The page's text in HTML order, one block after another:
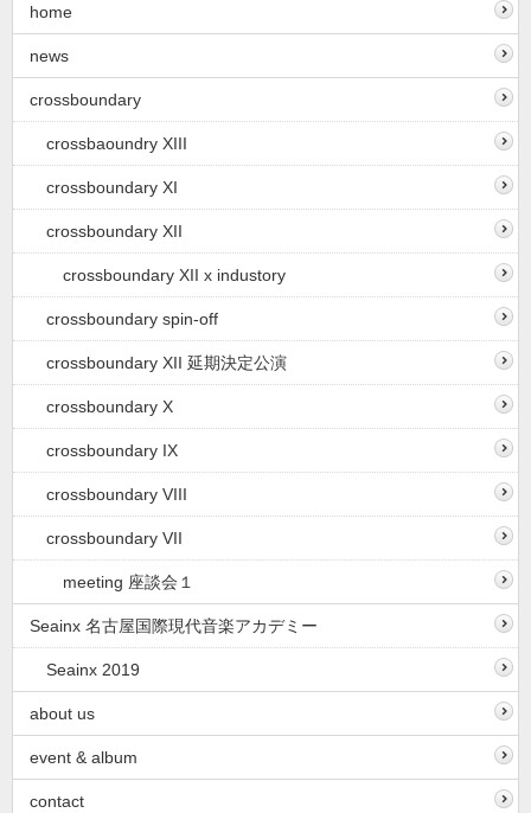
home
news
crossboundary
crossbaoundry XIII
crossboundary XI
crossboundary XII
crossboundary XII x industory
crossboundary spin-off
crossboundary XII 延期決定公演
crossboundary X
crossboundary IX
crossboundary VIII
crossboundary VII
meeting 座談会１
Seainx 名古屋国際現代音楽アカデミー
Seainx 2019
about us
event & album
contact